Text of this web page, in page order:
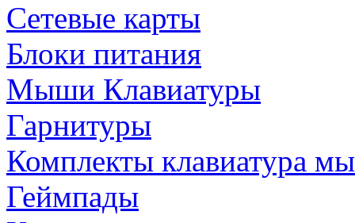
Сетевые карты
Блоки питания
Мыши Клавиатуры
Гарнитуры
Комплекты клавиатура
Геймпады